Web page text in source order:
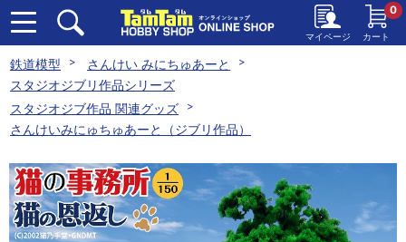
マイページ カート
0
鉄道模型
さんけい みにちゅあーと
スタジオジブリ作品シリーズ
スタジオジブ作品 関連グッズ
さんけいみにゅちゅあーと（ジブリ作品）